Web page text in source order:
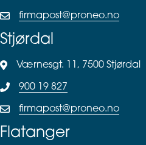
firmapost@proneo.no
Stjørdal
Værnesgt. 11, 7500 Stjørdal
900 19 827
firmapost@proneo.no
Flatanger